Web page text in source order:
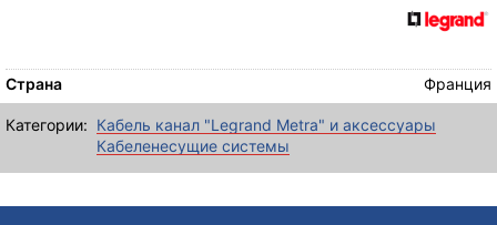
Страна Франция
Категории: Кабель канал "Legrand Metra" и аксессуары
Кабеленесущие системы